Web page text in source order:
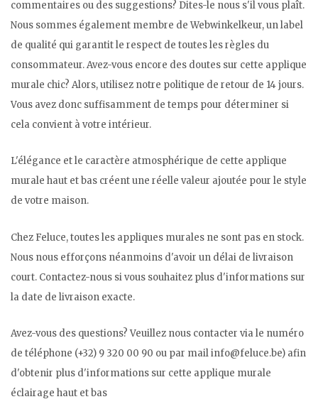
commentaires ou des suggestions? Dites-le nous s'il vous plaît.
Nous sommes également membre de Webwinkelkeur, un label
de qualité qui garantit le respect de toutes les règles du
consommateur. Avez-vous encore des doutes sur cette applique
murale chic? Alors, utilisez notre politique de retour de 14 jours.
Vous avez donc suffisamment de temps pour déterminer si
cela convient à votre intérieur.
L'élégance et le caractère atmosphérique de cette applique
murale haut et bas créent une réelle valeur ajoutée pour le style
de votre maison.
Chez Feluce, toutes les appliques murales ne sont pas en stock.
Nous nous efforçons néanmoins d'avoir un délai de livraison
court. Contactez-nous si vous souhaitez plus d'informations sur
la date de livraison exacte.
Avez-vous des questions? Veuillez nous contacter via le numéro
de téléphone (+32) 9 320 00 90 ou par mailinfo@feluce.be) afin
d'obtenir plus d'informations sur cette applique murale
éclairage haut et bas